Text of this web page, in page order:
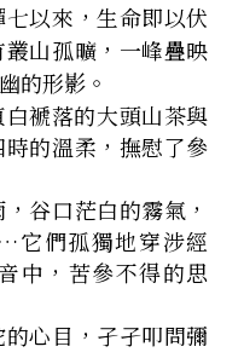
以來，生命即以伏
山孤曠，一峰疊映
的形影。
落的大頭山茶與
的溫柔，撫慰了參
谷口茫白的霧氣，
它們孤獨地穿涉經
中，苦參不得的思
心目，孑孑叩問彌